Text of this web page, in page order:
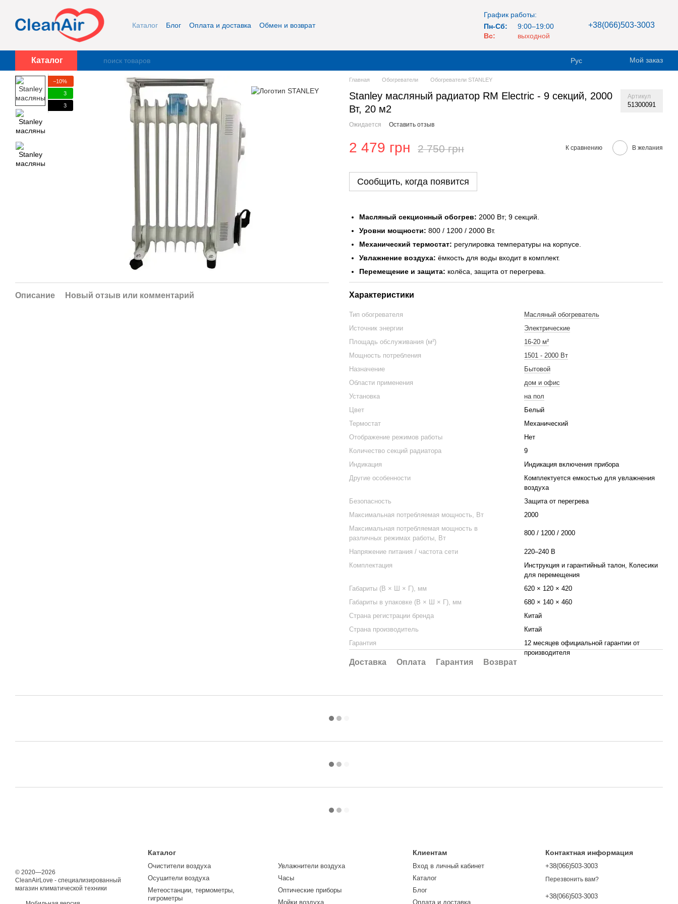
Перейти к основному контенту
Каталог Блог Оплата и доставка
Обмен и возврат
График работы:
Пн-Сб:
9:00–19:00
Вс:
выходной
+38(066)503-3003
Каталог Рус Мой заказ
−10%
3
3
Описание Новый отзыв или комментарий
Главная Обогреватели Обогреватели STANLEY
Stanley масляный радиатор RM Electric - 9 секций, 2000
Вт, 20 м2
Артикул
51300091
Ожидается Оставить отзыв
2 479 грн 2 750 грн К сравнению В желания
Сообщить, когда появится
Масляный секционный обогрев: 2000 Вт; 9 секций.
Уровни мощности: 800 / 1200 / 2000 Вт.
Механический термостат: регулировка температуры на корпусе.
Увлажнение воздуха: ёмкость для воды входит в комплект.
Перемещение и защита: колёса, защита от перегрева.
Характеристики
Тип обогревателя
Масляный обогреватель
Источник энергии
Электрические
Площадь обслуживания (м²)
16-20 м²
Мощность потребления
1501 - 2000 Вт
Назначение
Бытовой
Области применения
дом и офис
Установка
на пол
Цвет
Белый
Термостат
Механический
Отображение режимов работы
Нет
Количество секций радиатора
9
Индикация
Индикация включения прибора
Другие особенности
Комплектуется емкостью для увлажнения
воздуха
Безопасность
Защита от перегрева
Максимальная потребляемая мощность, Вт
2000
Максимальная потребляемая мощность в
различных режимах работы, Вт
800 / 1200 / 2000
Напряжение питания / частота сети
220–240 В
Комплектация
Инструкция и гарантийный талон, Колесики
для перемещения
Габариты (В × Ш × Г), мм
620 × 120 × 420
Габариты в упаковке (В × Ш × Г), мм
680 × 140 × 460
Страна регистрации бренда
Китай
Страна производитель
Китай
Гарантия
12 месяцев официальной гарантии от
производителя
Доставка Оплата Гарантия Возврат
© 2020—2026
CleanAirLove - специализированный
магазин климатической техники
Каталог
Очистители воздуха
Осушители воздуха
Метеостанции, термометры,
гигрометры
Увлажнители воздуха
Часы
Оптические приборы
Мойки воздуха
Клиентам
Вход в личный кабинет
Каталог
Блог
Оплата и доставка
Контактная информация
+38(066)503-3003
Перезвонить вам?
+38(066)503-3003